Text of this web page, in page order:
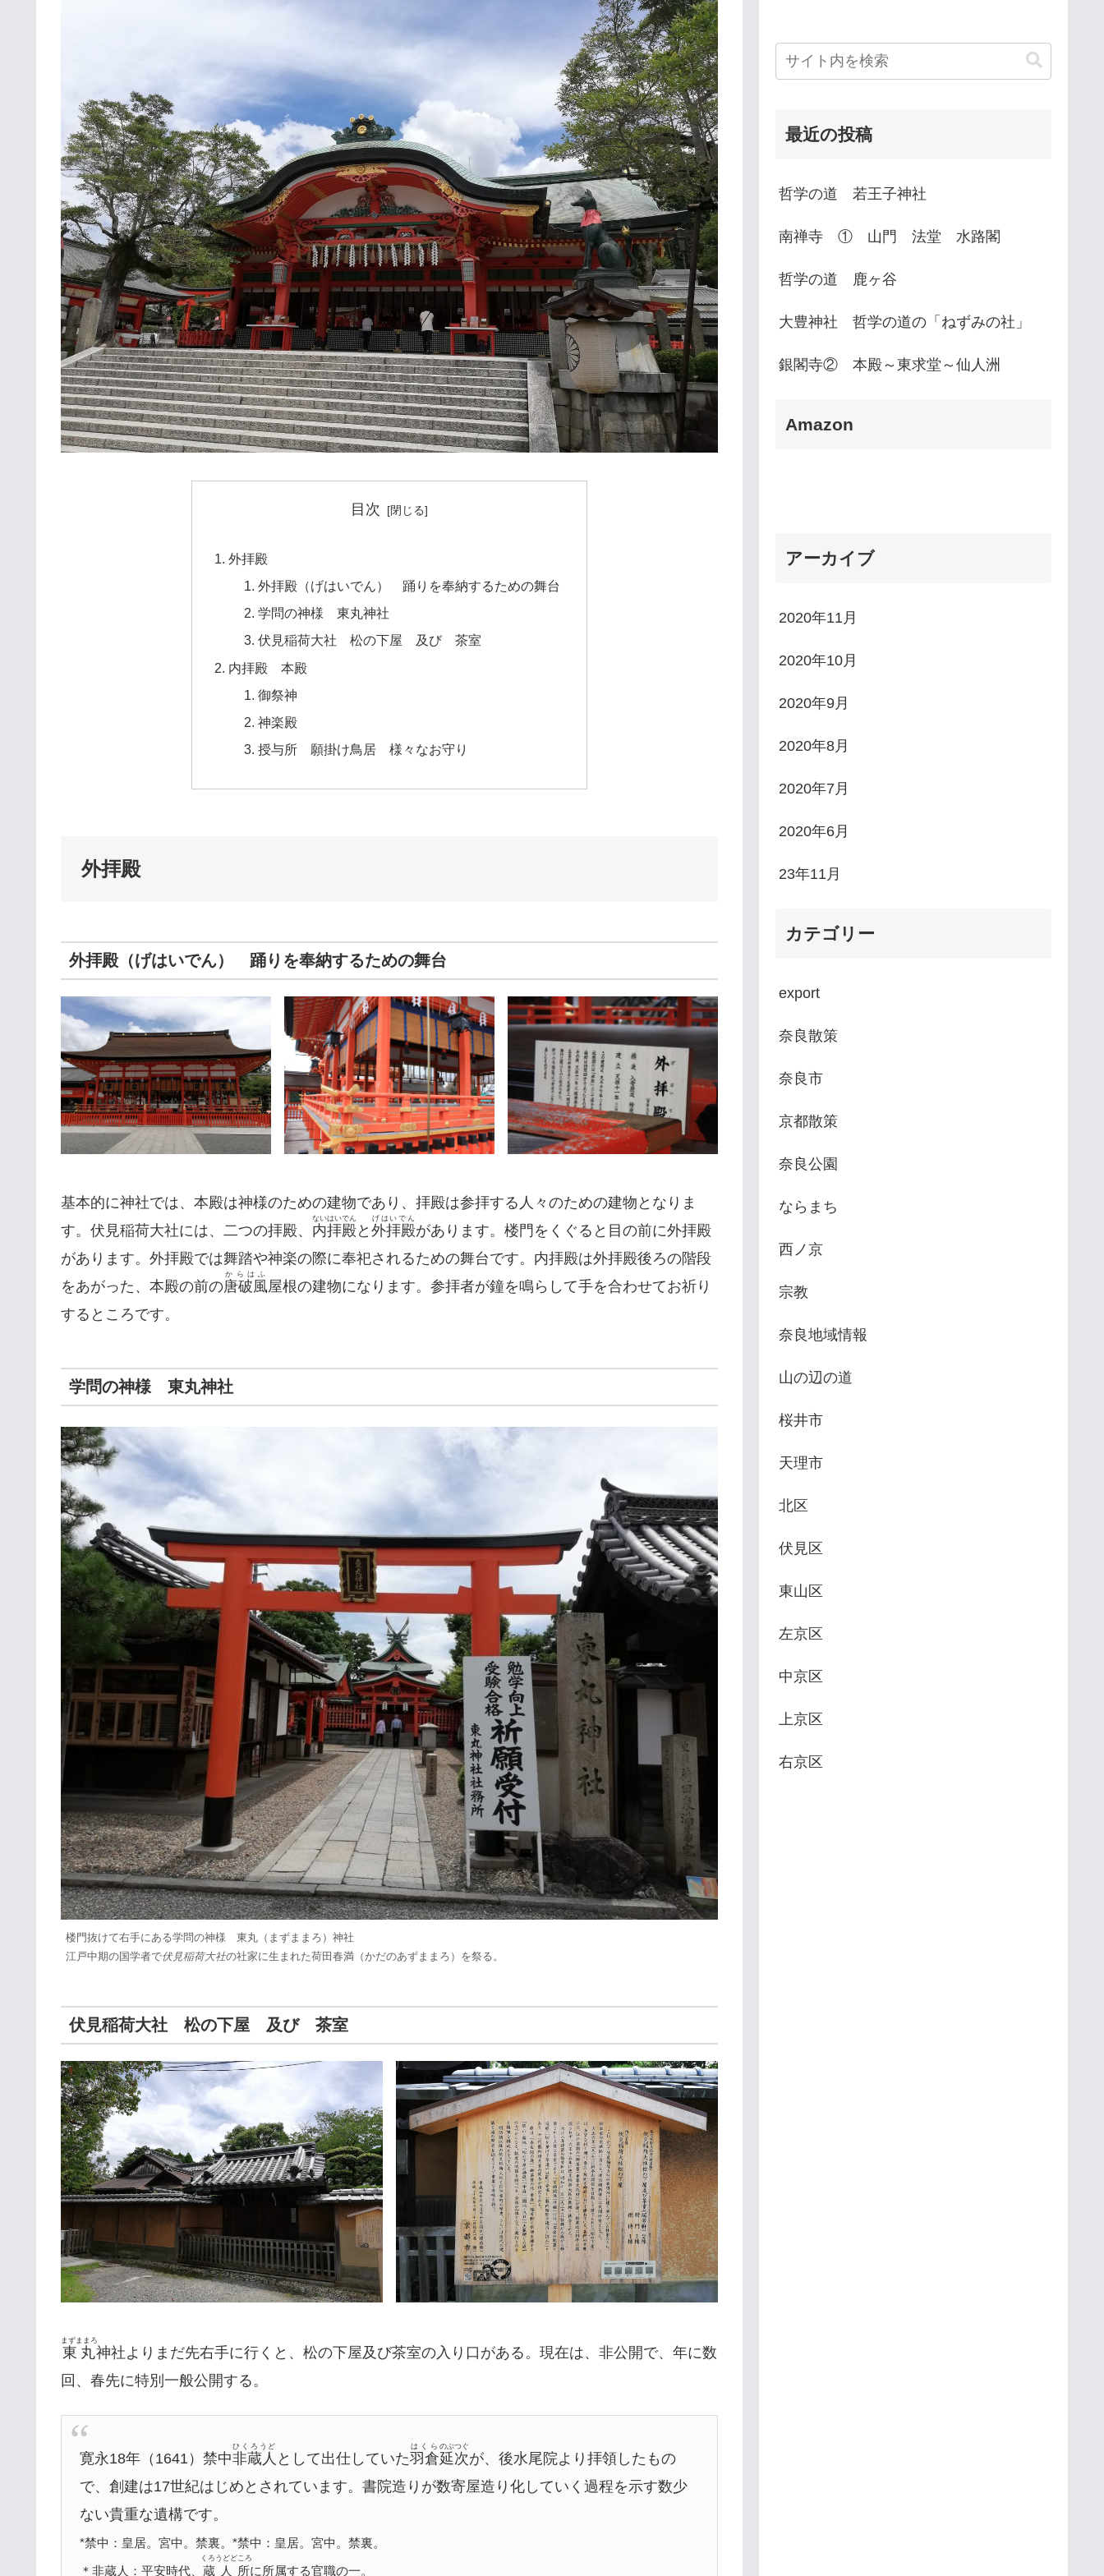
目次
外拝殿
外拝殿（げはいでん） 踊りを奉納するための舞台
学問の神様 東丸神社
伏見稲荷大社 松の下屋 及び 茶室
内拝殿 本殿
御祭神
神楽殿
授与所 願掛け鳥居 様々なお守り
外拝殿
外拝殿（げはいでん） 踊りを奉納するための舞台
基本的に神社では、本殿は神様のための建物であり、拝殿は参拝する人々のための建物となりま
す。伏見稲荷大社には、二つの拝殿、 内拝殿
ないはいでん
と 外拝殿
げはいでん
があります。楼門をくぐると目の前に外拝殿
があります。外拝殿では舞踏や神楽の際に奉祀されるための舞台です。内拝殿は外拝殿後ろの階段
をあがった、本殿の前の唐破風
からはふ
屋根の建物になります。参拝者が鐘を鳴らして手を合わせてお祈り
するところです。
学問の神様 東丸神社
楼門抜けて右手にある学問の神様 東丸（まずままろ）神社
江戸中期の国学者で伏見稲荷大社の社家に生まれた荷田春満（かだのあずままろ）を祭る。
伏見稲荷大社 松の下屋 及び 茶室
東丸
まずままろ
神社よりまだ先右手に行くと、松の下屋及び茶室の入り口がある。現在は、非公開で、年に数
回、春先に特別一般公開する。
寛永18年（1641）禁中非蔵人
ひくろうど
として出仕していた羽倉
はくら
延次
のぶつぐ
が、後水尾院より拝領したもの
で、創建は17世紀はじめとされています。書院造りが数寄屋造り化していく過程を示す数少
ない貴重な遺構です。
*禁中：皇居。宮中。禁裏。 *禁中：皇居。宮中。禁裏。
＊非蔵人：平安時代、 蔵人所
くろうどどころ
に所属する官職の一。
最近の投稿
哲学の道 若王子神社
南禅寺 ① 山門 法堂 水路閣
哲学の道 鹿ヶ谷
大豊神社 哲学の道の「ねずみの社」
銀閣寺② 本殿～東求堂～仙人洲
Amazon
アーカイブ
2020年11月
2020年10月
2020年9月
2020年8月
2020年7月
2020年6月
23年11月
カテゴリー
export
奈良散策
奈良市
京都散策
奈良公園
ならまち
西ノ京
宗教
奈良地域情報
山の辺の道
桜井市
天理市
北区
伏見区
東山区
左京区
中京区
上京区
右京区